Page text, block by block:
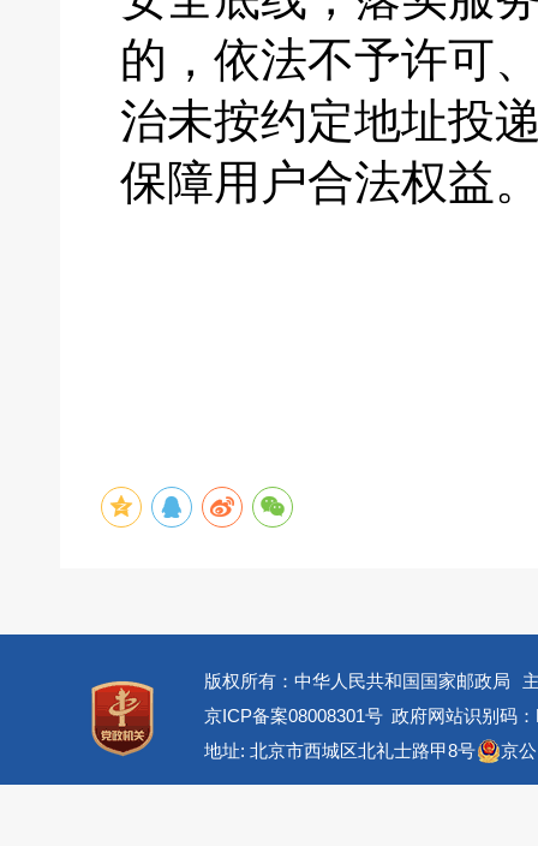
的，依法不予许可
治未按约定地址投
保障用户合法权益
版权所有：中华人民共和国国家邮政局
京ICP备案08008301号 政府网站识别码
地址: 北京市西城区北礼士路甲8号
京